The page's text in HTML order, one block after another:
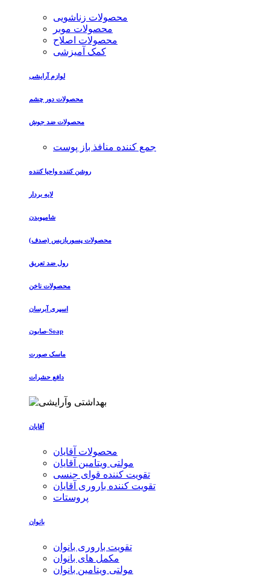
محصولات زناشویی
محصولات موبر
محصولات اصلاح
کمک آمیزشی
لوازم آرایشی
محصولات دور چشم
محصولات ضد جوش
جمع کننده منافذ باز پوست
روشن کننده واحیا کننده
لایه بردار
شامپوبدن
محصولات پسوریازیس (صدف)
رول ضد تعریق
محصولات ناخن
اسپری آبرسان
صابون-Soap
ماسک صورت
دافع حشرات
آقایان
محصولات آقایان
مولتی ویتامین آقایان
تقویت کننده قوای جنسی
تقویت کننده باروری آقایان
پروستات
بانوان
تقویت باروری بانوان
مکمل های بانوان
مولتی ویتامین بانوان